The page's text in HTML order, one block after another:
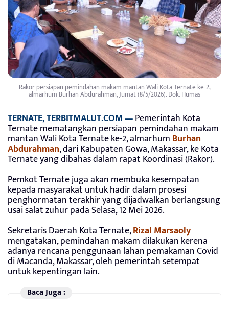
Rakor persiapan pemindahan makam mantan Wali Kota Ternate ke-2,
almarhum Burhan Abdurahman, Jumat (8/5/2026). Dok. Humas
TERNATE, TERBITMALUT.COM —Pemerintah Kota
Ternate mematangkan persiapan pemindahan makam
mantan Wali Kota Ternate ke-2, almarhum Burhan
Abdurahman, dari Kabupaten Gowa, Makassar, ke Kota
Ternate yang dibahas dalam rapat Koordinasi (Rakor).
Pemkot Ternate juga akan membuka kesempatan
kepada masyarakat untuk hadir dalam prosesi
penghormatan terakhir yang dijadwalkan berlangsung
usai salat zuhur pada Selasa, 12 Mei 2026.
Sekretaris Daerah Kota Ternate,Rizal Marsaoly
mengatakan, pemindahan makam dilakukan kerena
adanya rencana penggunaan lahan pemakaman Covid
di Macanda, Makassar, oleh pemerintah setempat
untuk kepentingan lain.
Baca Juga :